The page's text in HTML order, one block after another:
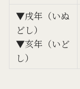
▼戌年（いぬ
どし）
▼亥年（いど
し）